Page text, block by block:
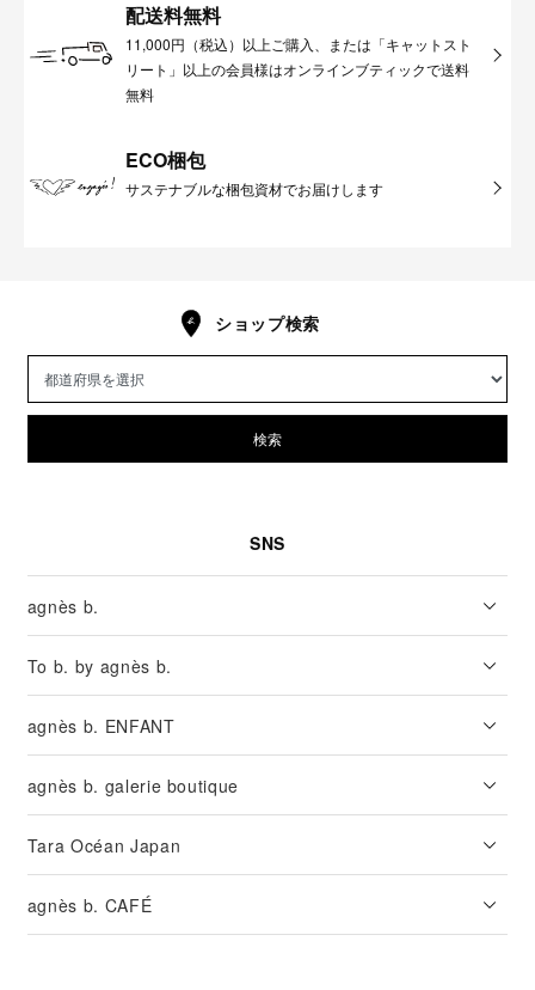
配送料無料
11,000円（税込）以上ご購入、または「キャットスト
リート」以上の会員様はオンラインブティックで送料
無料
ECO梱包
サステナブルな梱包資材でお届けします
ショップ検索
検索
SNS
agnès b.
To b. by agnès b.
agnès b. ENFANT
agnès b. galerie boutique
Tara Océan Japan
agnès b. CAFÉ